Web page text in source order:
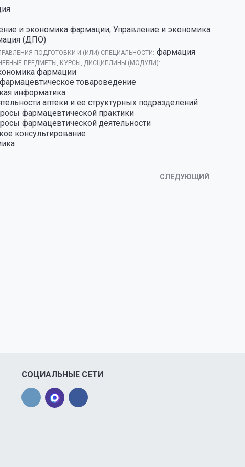
и экономика фармации; Управление и экономика
(ДПО)
ПОДГОТОВКИ И (ИЛИ) СПЕЦИАЛЬНОСТИ: фармация
ПРЕДМЕТЫ, КУРСЫ, ДИСЦИПЛИНЫ (МОДУЛИ):
фармации
товароведение
информатика
аптеки и ее структурных подразделений
фармацевтической практики
фармацевтической деятельности
консультирование
СЛЕДУЮЩИЙ
СОЦИАЛЬНЫЕ СЕТИ